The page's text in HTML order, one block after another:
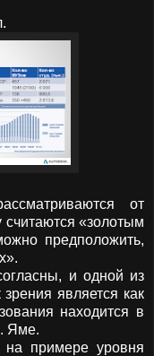
от
«золотым
предположить,
и одной из
является как
находится в
Яме.
на примере уровня